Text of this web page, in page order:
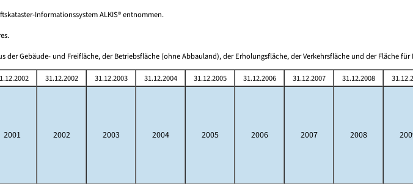
Informationssystem ALKIS® entnommen.
der Gebäude- und Freifläche, der Betriebsfläche (ohne Abbauland), der Erholungsfläche, der Verkehrsfläche und der Fläche für
31.12.2002 31.12.2003 31.12.2004 31.12.2005 31.12.2006 31.12.2007 31.12.2008
2001 2002 2003 2004 2005 2006 2007 2008